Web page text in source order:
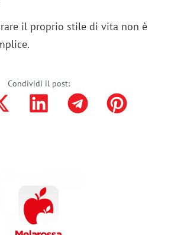
il proprio stile di vita non è
Condividi il post: